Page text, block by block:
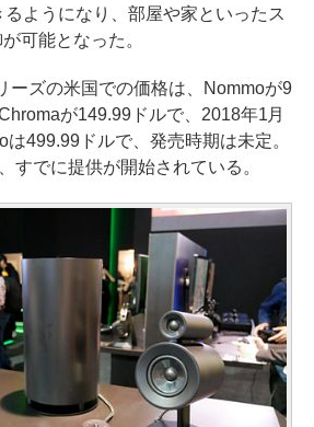
ようになり、部屋や家といったス
可能となった。
ズの米国での価格は、Nommoが9
が149.99ドルで、2018年1月
499.99ドルで、発売時期は未定。
すでに提供が開始されている。